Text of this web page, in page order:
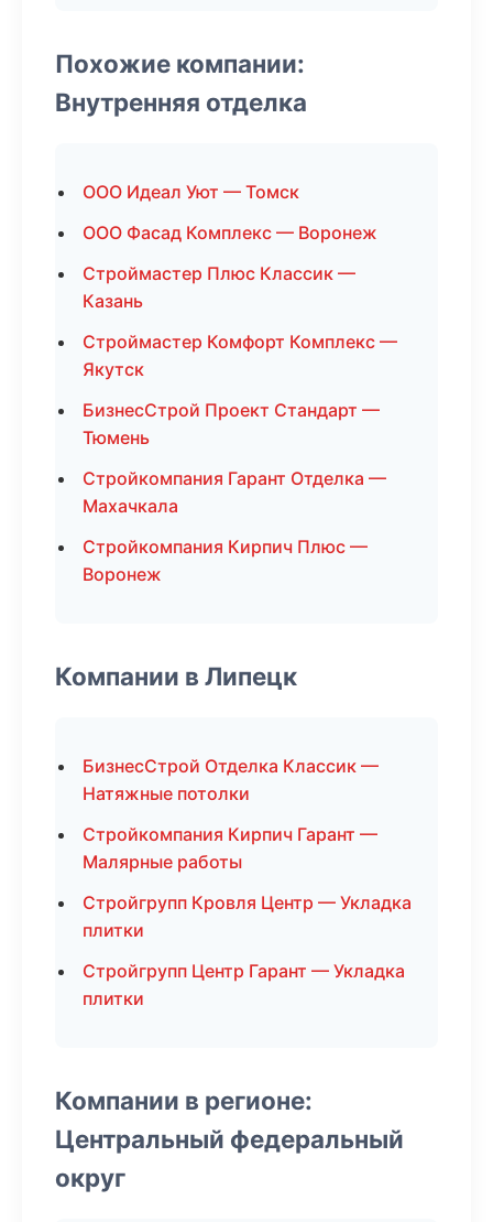
Похожие компании:
Внутренняя отделка
ООО Идеал Уют — Томск
ООО Фасад Комплекс — Воронеж
Строймастер Плюс Классик —
Казань
Строймастер Комфорт Комплекс —
Якутск
БизнесСтрой Проект Стандарт —
Тюмень
Стройкомпания Гарант Отделка —
Махачкала
Стройкомпания Кирпич Плюс —
Воронеж
Компании в Липецк
БизнесСтрой Отделка Классик —
Натяжные потолки
Стройкомпания Кирпич Гарант —
Малярные работы
Стройгрупп Кровля Центр — Укладка
плитки
Стройгрупп Центр Гарант — Укладка
плитки
Компании в регионе:
Центральный федеральный
округ